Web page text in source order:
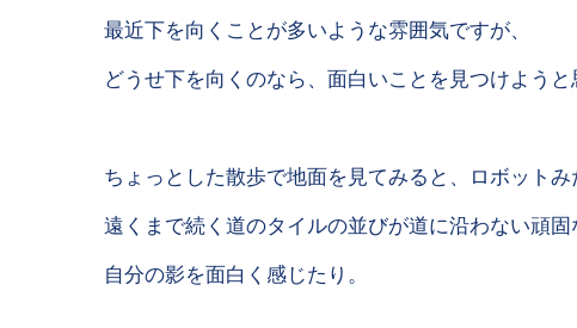
最近下を向くことが多いような雰囲気ですが、
どうせ下を向くのなら、面白いことを見つけようと
ちょっとした散歩で地面を見てみると、ロボットみ
遠くまで続く道のタイルの並びが道に沿わない頑固
自分の影を面白く感じたり。